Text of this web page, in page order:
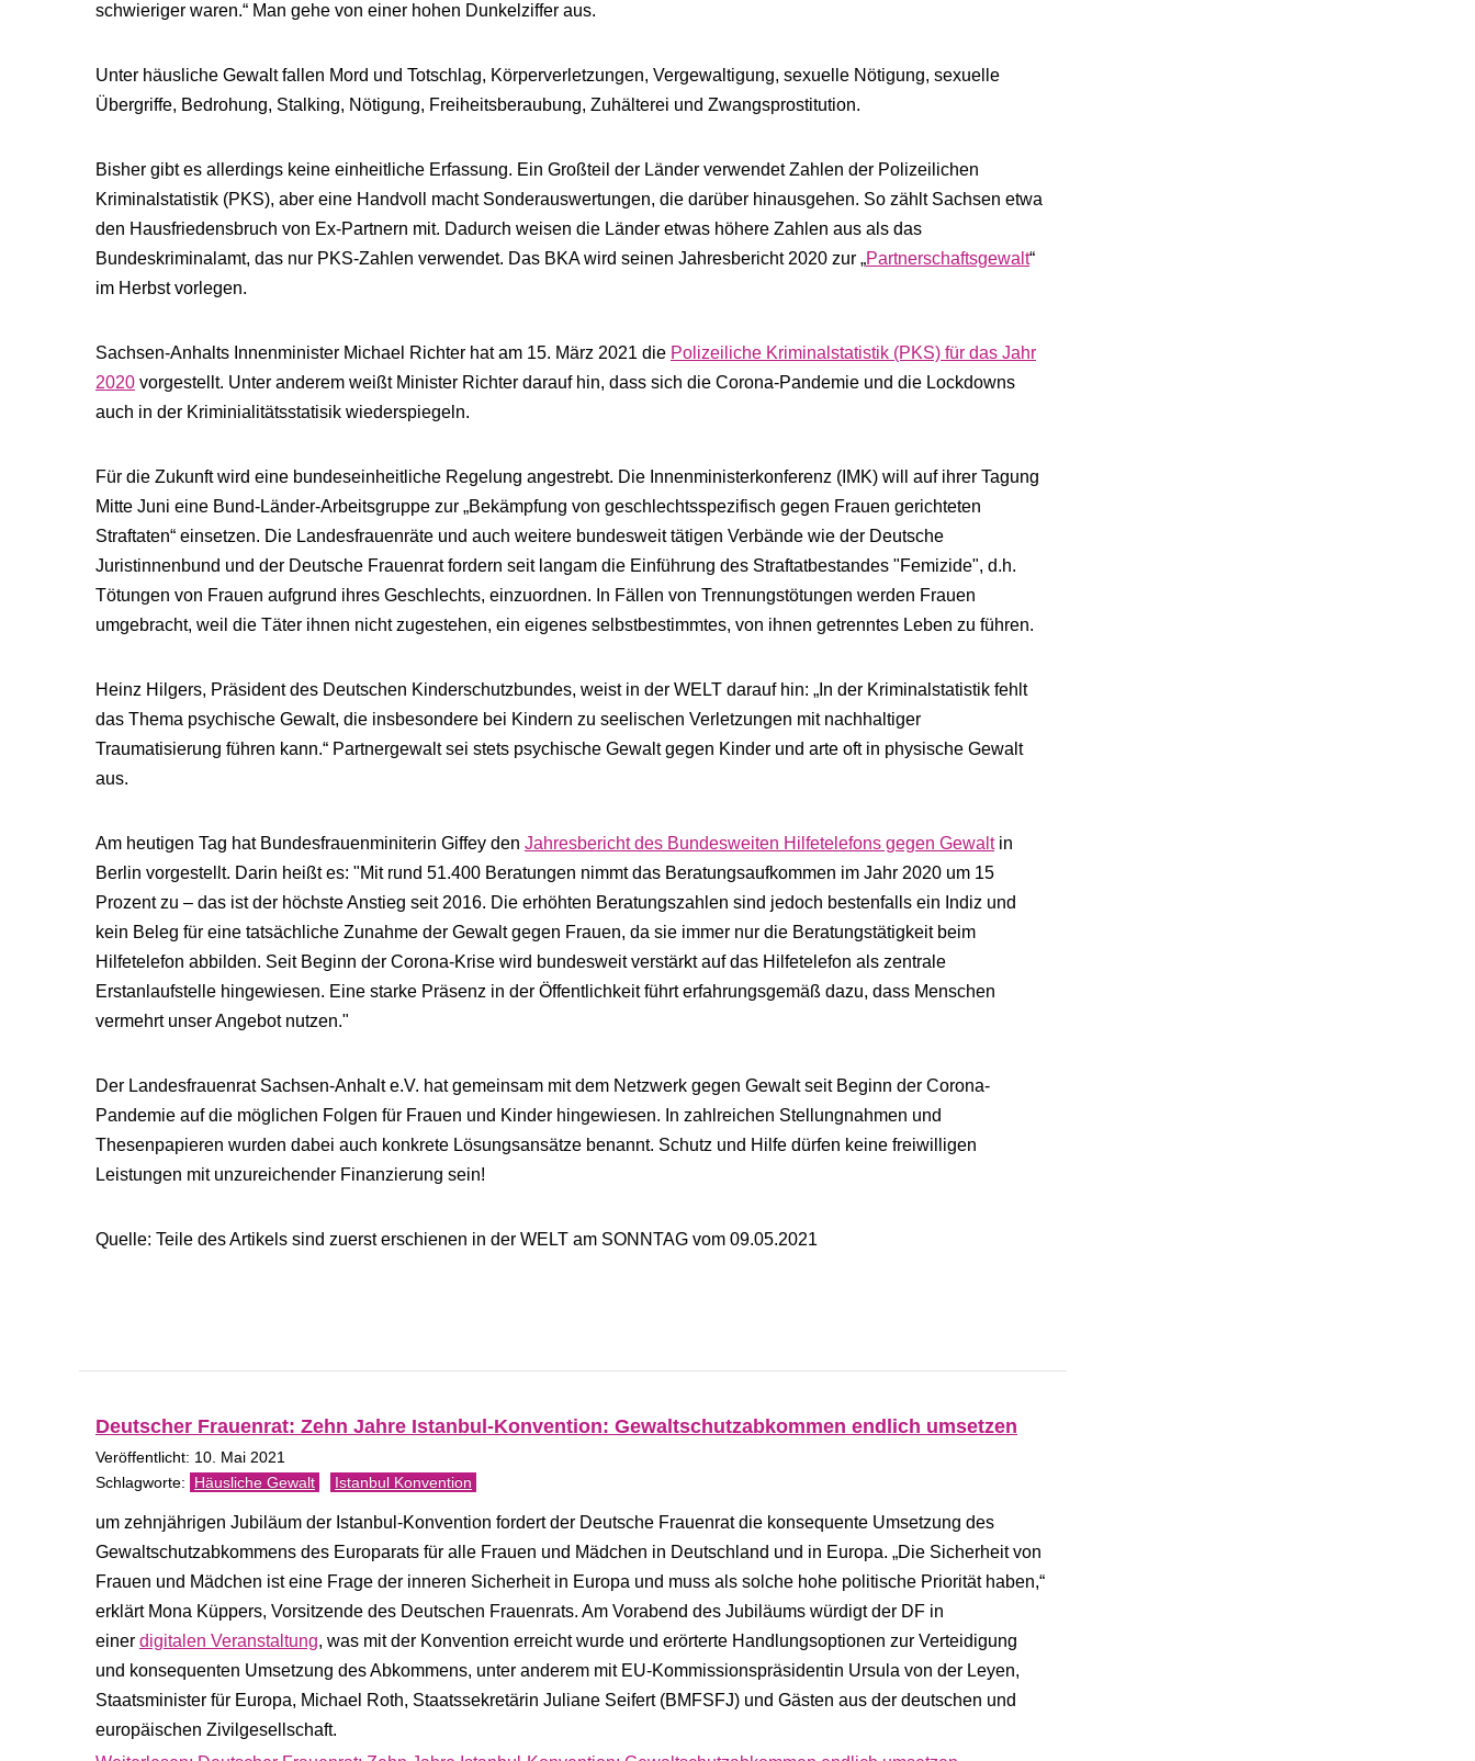
schwieriger waren.“ Man gehe von einer hohen Dunkelziffer aus.
Unter häusliche Gewalt fallen Mord und Totschlag, Körperverletzungen, Vergewaltigung, sexuelle Nötigung, sexuelle
Übergriffe, Bedrohung, Stalking, Nötigung, Freiheitsberaubung, Zuhälterei und Zwangsprostitution.
Bisher gibt es allerdings keine einheitliche Erfassung. Ein Großteil der Länder verwendet Zahlen der Polizeilichen
Kriminalstatistik (PKS), aber eine Handvoll macht Sonderauswertungen, die darüber hinausgehen. So zählt Sachsen etwa
den Hausfriedensbruch von Ex-Partnern mit. Dadurch weisen die Länder etwas höhere Zahlen aus als das
Bundeskriminalamt, das nur PKS-Zahlen verwendet. Das BKA wird seinen Jahresbericht 2020 zur „Partnerschaftsgewalt“
im Herbst vorlegen.
Sachsen-​Anhalts Innenminister Michael Richter hat am 15. März 2021 die Polizeiliche Kriminalstatistik (PKS) für das Jahr
2020 vorgestellt. Unter anderem weißt Minister Richter darauf hin, dass sich die Corona-Pandemie und die Lockdowns
auch in der Kriminialitätsstatisik wiederspiegeln.
Für die Zukunft wird eine bundeseinheitliche Regelung angestrebt. Die Innenministerkonferenz (IMK) will auf ihrer Tagung
Mitte Juni eine Bund-Länder-Arbeitsgruppe zur „Bekämpfung von geschlechtsspezifisch gegen Frauen gerichteten
Straftaten“ einsetzen. Die Landesfrauenräte und auch weitere bundesweit tätigen Verbände wie der Deutsche
Juristinnenbund und der Deutsche Frauenrat fordern seit langam die Einführung des Straftatbestandes "Femizide", d.h.
Tötungen von Frauen aufgrund ihres Geschlechts, einzuordnen. In Fällen von Trennungstötungen werden Frauen
umgebracht, weil die Täter ihnen nicht zugestehen, ein eigenes selbstbestimmtes, von ihnen getrenntes Leben zu führen.
Heinz Hilgers, Präsident des Deutschen Kinderschutzbundes, weist in der WELT darauf hin: „In der Kriminalstatistik fehlt
das Thema psychische Gewalt, die insbesondere bei Kindern zu seelischen Verletzungen mit nachhaltiger
Traumatisierung führen kann.“ Partnergewalt sei stets psychische Gewalt gegen Kinder und arte oft in physische Gewalt
aus.
Am heutigen Tag hat Bundesfrauenminiterin Giffey den Jahresbericht des Bundesweiten Hilfetelefons gegen Gewaltin
Berlin vorgestellt. Darin heißt es: "Mit rund 51.400 Beratungen nimmt das Beratungsaufkommen im Jahr 2020 um 15
Prozent zu – das ist der höchste Anstieg seit 2016. Die erhöhten Beratungszahlen sind jedoch bestenfalls ein Indiz und
kein Beleg für eine tatsächliche Zunahme der Gewalt gegen Frauen, da sie immer nur die Beratungstätigkeit beim
Hilfetelefon abbilden. Seit Beginn der Corona-Krise wird bundesweit verstärkt auf das Hilfetelefon als zentrale
Erstanlaufstelle hingewiesen. Eine starke Präsenz in der Öffentlichkeit führt erfahrungsgemäß dazu, dass Menschen
vermehrt unser Angebot nutzen."
Der Landesfrauenrat Sachsen-Anhalt e.V. hat gemeinsam mit dem Netzwerk gegen Gewalt seit Beginn der Corona-
Pandemie auf die möglichen Folgen für Frauen und Kinder hingewiesen. In zahlreichen Stellungnahmen und
Thesenpapieren wurden dabei auch konkrete Lösungsansätze benannt. Schutz und Hilfe dürfen keine freiwilligen
Leistungen mit unzureichender Finanzierung sein!
Quelle: Teile des Artikels sind zuerst erschienen in der WELT am SONNTAG vom 09.05.2021
Deutscher Frauenrat: Zehn Jahre Istanbul-Konvention: Gewaltschutzabkommen endlich umsetzen
Veröffentlicht: 10. Mai 2021
Häusliche Gewalt Istanbul Konvention
um zehnjährigen Jubiläum der Istanbul-Konvention fordert der Deutsche Frauenrat die konsequente Umsetzung des
Gewaltschutzabkommens des Europarats für alle Frauen und Mädchen in Deutschland und in Europa. „Die Sicherheit von
Frauen und Mädchen ist eine Frage der inneren Sicherheit in Europa und muss als solche hohe politische Priorität haben,“
erklärt Mona Küppers, Vorsitzende des Deutschen Frauenrats. Am Vorabend des Jubiläums würdigt der DF in
einer digitalen Veranstaltung, was mit der Konvention erreicht wurde und erörterte Handlungsoptionen zur Verteidigung
und konsequenten Umsetzung des Abkommens, unter anderem mit EU-Kommissionspräsidentin Ursula von der Leyen,
Staatsminister für Europa, Michael Roth, Staatssekretärin Juliane Seifert (BMFSFJ) und Gästen aus der deutschen und
europäischen Zivilgesellschaft.